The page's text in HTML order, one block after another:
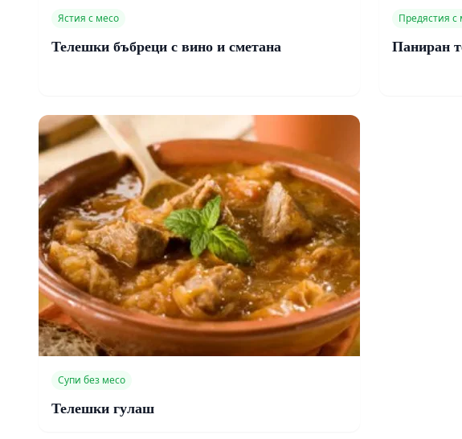
Ястия с месо
Телешки бъбреци с вино и сметана
Предястия с
Паниран
Супи без месо
Телешки гулаш